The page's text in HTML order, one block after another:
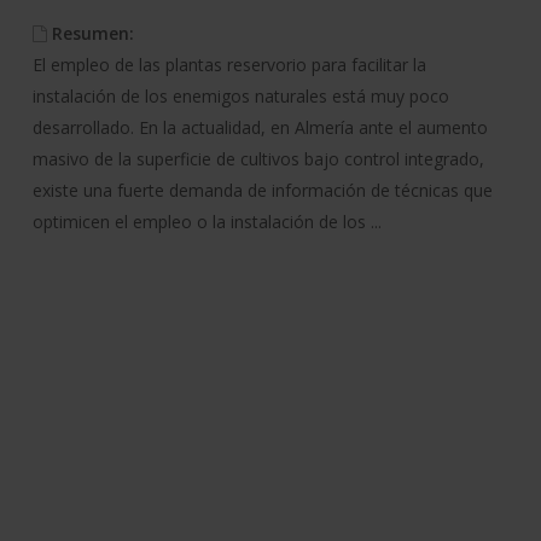
Resumen:
El empleo de las plantas reservorio para facilitar la
instalación de los enemigos naturales está muy poco
desarrollado. En la actualidad, en Almería ante el aumento
masivo de la superficie de cultivos bajo control integrado,
existe una fuerte demanda de información de técnicas que
optimicen el empleo o la instalación de los ...